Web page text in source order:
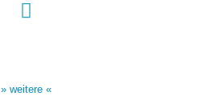
» weitere «